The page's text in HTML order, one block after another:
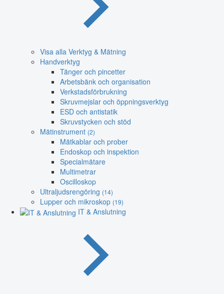
Visa alla Verktyg & Mätning
Handverktyg
Tänger och pincetter
Arbetsbänk och organisation
Verkstadsförbrukning
Skruvmejslar och öppningsverktyg
ESD och antistatik
Skruvstycken och stöd
Mätinstrument (2)
Mätkablar och prober
Endoskop och inspektion
Specialmätare
Multimetrar
Oscilloskop
Ultraljudsrengöring (14)
Lupper och mikroskop (19)
IT & Anslutning